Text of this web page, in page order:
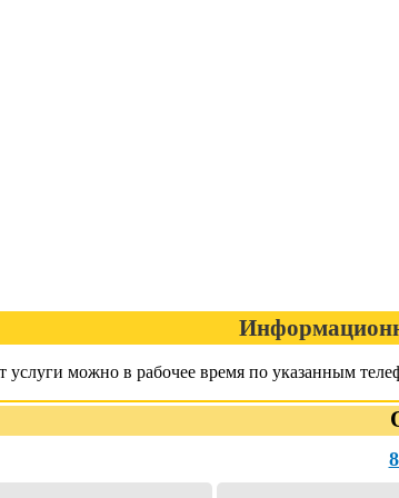
можно в рабочее время по указанным